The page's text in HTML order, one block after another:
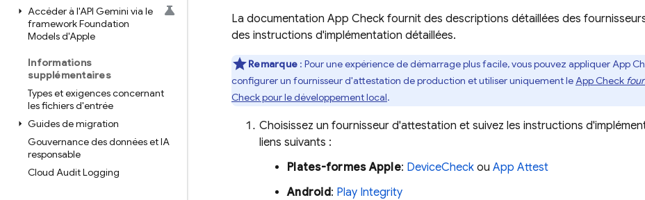
Accéder à l'API Gemini via le
framework Foundation
Models d'Apple
Informations
supplémentaires
Types et exigences concernant
les fichiers d'entrée
Guides de migration
Gouvernance des données et IA
responsable
Cloud Audit Logging
La documentation App Check fournit des descriptions détaillées des
des instructions d'implémentation détaillées.
Remarque : Pour une expérience de démarrage plus facile, vous pouvez appliquerApp
configurer un fournisseur d'attestation de production et utiliser uniquement leApp Check
Check pour le développement local.
Choisissez un fournisseur d'attestation et suivez les instructions
liens suivants :
Plates-formes Apple: DeviceCheckou App Attest
Android: Play Integrity